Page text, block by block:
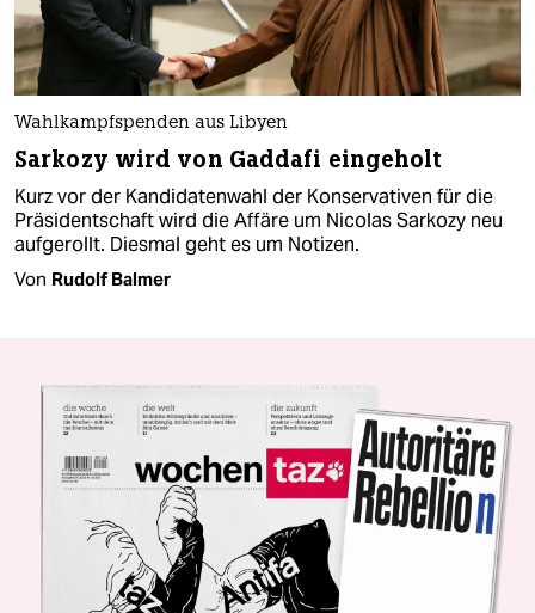
Wahlkampfspenden aus Libyen
Sarkozy wird von Gaddafi eingeholt
Kurz vor der Kandidatenwahl der Konservativen für die
Präsidentschaft wird die Affäre um Nicolas Sarkozy neu
aufgerollt. Diesmal geht es um Notizen.
Von Rudolf Balmer